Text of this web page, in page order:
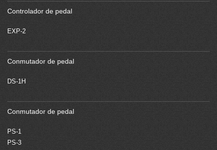
Controlador de pedal
EXP-2
Conmutador de pedal
DS-1H
Conmutador de pedal
PS-1
PS-3